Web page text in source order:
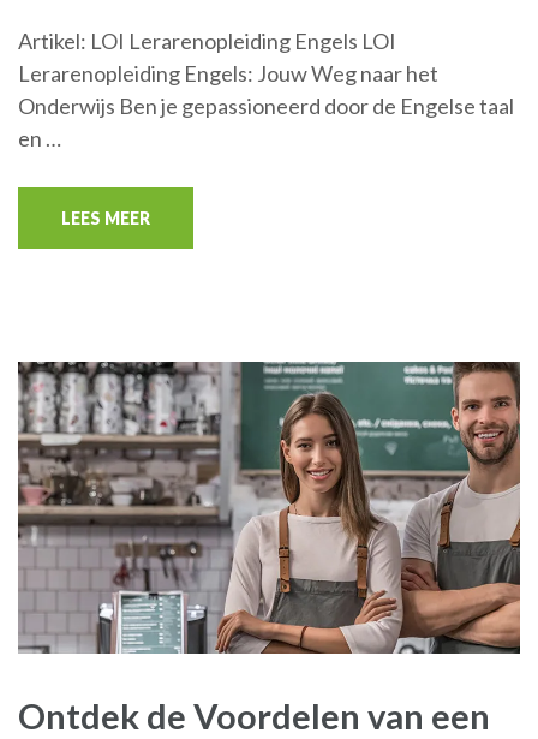
Artikel: LOI Lerarenopleiding Engels LOI
Lerarenopleiding Engels: Jouw Weg naar het
Onderwijs Ben je gepassioneerd door de Engelse taal
en …
LEES MEER
Ontdek de Voordelen van een